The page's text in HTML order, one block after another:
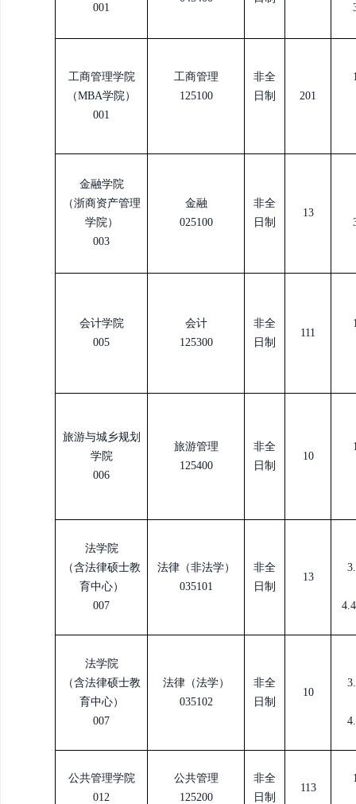
001
工商管理学院
（MBA学院）
001
工商管理
125100
非全
日制
201
金融学院
（浙商资产管理
学院）
003
金融
025100
非全
日制
13
会计学院
005
会计
125300
非全
日制
111
旅游与城乡规划
学院
006
旅游管理
125400
非全
日制
10
法学院
（含法律硕士教
育中心）
007
法律（非法学）
035101
非全
日制
13
法学院
（含法律硕士教
育中心）
007
法律（法学）
035102
非全
日制
10
公共管理学院
012
公共管理
125200
非全
日制
113